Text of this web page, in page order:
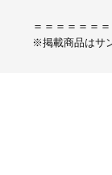
＝＝＝＝＝＝
※掲載商品はサ